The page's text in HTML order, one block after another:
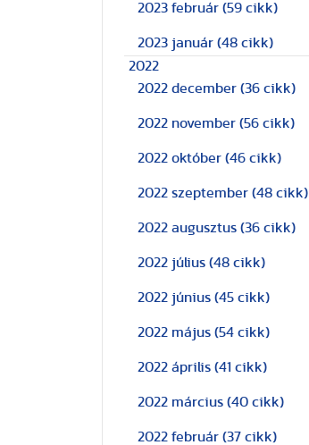
2023 február (59 cikk)
2023 január (48 cikk)
2022
2022 december (36 cikk)
2022 november (56 cikk)
2022 október (46 cikk)
2022 szeptember (48 cikk)
2022 augusztus (36 cikk)
2022 július (48 cikk)
2022 június (45 cikk)
2022 május (54 cikk)
2022 április (41 cikk)
2022 március (40 cikk)
2022 február (37 cikk)